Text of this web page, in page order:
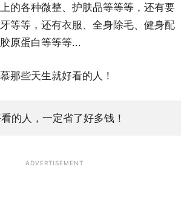
的各种微整、护肤品等等等，还有要
等等，还有衣服、全身除毛、健身配
原蛋白等等等...
那些天生就好看的人！
的人，一定省了好多钱！
ADVERTISEMENT